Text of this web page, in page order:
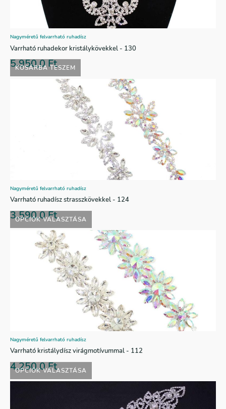
KOSÁRBA TESZEM
Nagyméretű felvarrható ruhadísz
Varrható ruhadekor kristálykövekkel - 130
5.950,0Ft
OPCIÓK VÁLASZTÁSA
Nagyméretű felvarrható ruhadísz
Varrható ruhadísz strasszkövekkel - 124
3.590,0Ft
OPCIÓK VÁLASZTÁSA
Nagyméretű felvarrható ruhadísz
Varrható kristálydísz virágmotívummal - 112
4.250,0Ft